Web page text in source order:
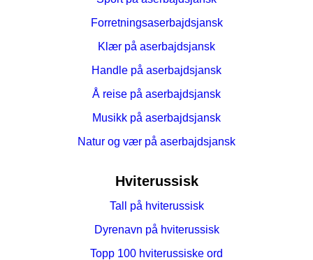
Forretningsaserbajdsjansk
Klær på aserbajdsjansk
Handle på aserbajdsjansk
Å reise på aserbajdsjansk
Musikk på aserbajdsjansk
Natur og vær på aserbajdsjansk
Hviterussisk
Tall på hviterussisk
Dyrenavn på hviterussisk
Topp 100 hviterussiske ord